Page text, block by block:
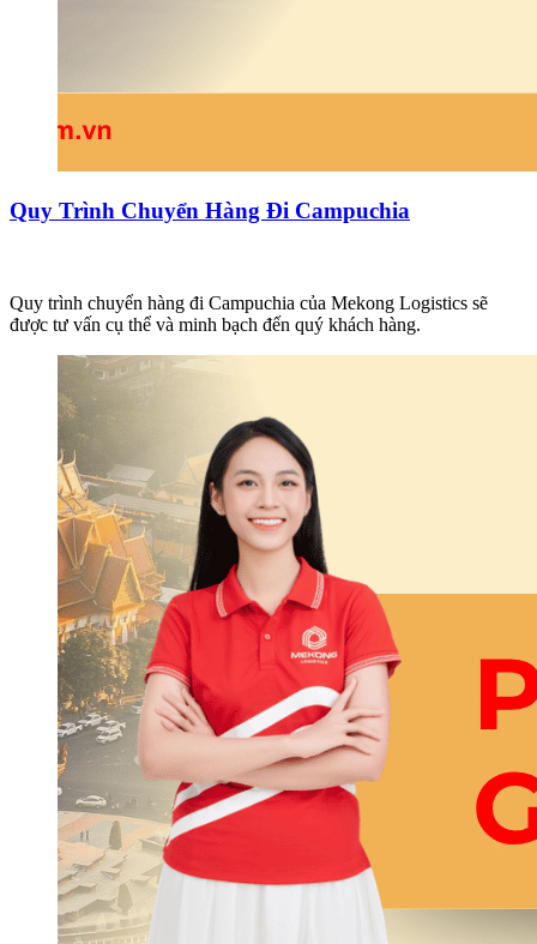
Quy Trình Chuyển Hàng Đi Campuchia
Quy trình chuyển hàng đi Campuchia của Mekong Logistics sẽ
được tư vấn cụ thể và minh bạch đến quý khách hàng.